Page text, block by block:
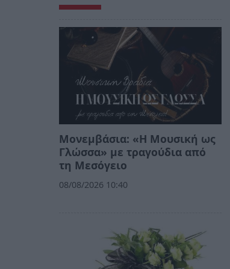
Μονεμβάσια: «Η Μουσική ως
Γλώσσα» με τραγούδια από
τη Μεσόγειο
08/08/2026 10:40